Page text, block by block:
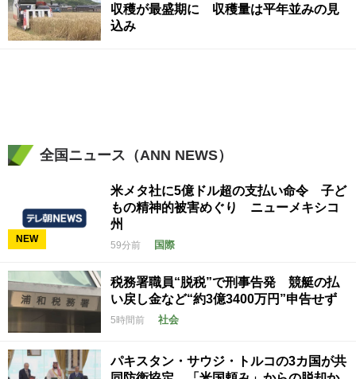
収穫が最盛期に 収穫量は平年並みの見
込み
全国ニュース（ANN NEWS）
NEW
米メタ社に5億ドル超の支払い命令 子ど
もの精神的被害めぐり ニューメキシコ
州
59分前 国際
税務署職員“脱税”で刑事告発 競艇の払
い戻し金など“約3億3400万円”申告せず
5時間前 社会
パキスタン・サウジ・トルコの3カ国が共